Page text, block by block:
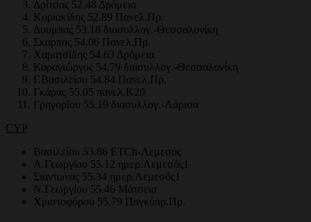
Δρίτσας 52.48 Δρόμεια
Κυριακίδης 52.89 Πανελ.Πρ.
Δουμπας 53.18 διασυλλογ.-Θεσσαλονίκη
Σκαρπας 54.06 Πανελ.Πρ.
Χαρατσίδης 54.63 Δρόμεια
Καραγιώργος 54.79 διασυλλογ.-Θεσσαλονίκη
Γ.Βασιλείου 54.84 Πανελ.Πρ.
Γκάρας 55.05 πανελ.Κ20
Γρηγορίου 55.19 διασυλλογ.-Λάρισα
CYP
Βασιλείου 53.86 ETCh-Λεμεσός
Α.Γεωργίου 55.12 ημερ.Λεμεσός1
Σιαντωνας 55.34 ημερ.Λεμεσός1
Ν.Γεωργίου 55.46 Μάτσεια
Χριστοφόρου 55.79 Παγκύπρ.Πρ.